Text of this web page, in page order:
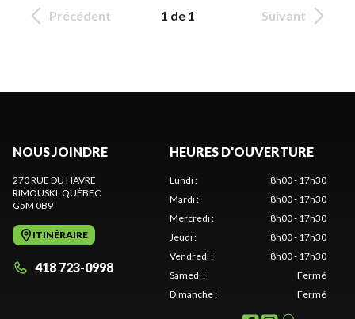
Précédent 1 de 1 Suivant
NOUS JOINDRE
270 RUE DU HAVRE
RIMOUSKI , QUÉBEC
G5M 0B9
ITINÉRAIRE
418 723-0998
HEURES D'OUVERTURE
Lundi:
8h00 - 17h30
Mardi:
8h00 - 17h30
Mercredi:
8h00 - 17h30
Jeudi:
8h00 - 17h30
Vendredi:
8h00 - 17h30
Samedi:
Fermé
Dimanche: Fermé